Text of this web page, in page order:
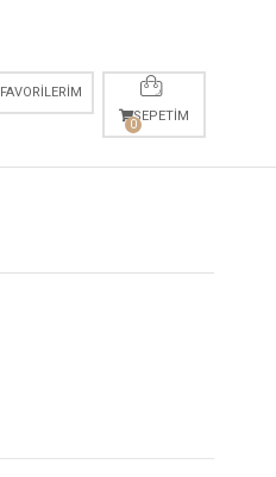
SEPETIM
0
FAVORİLERİM